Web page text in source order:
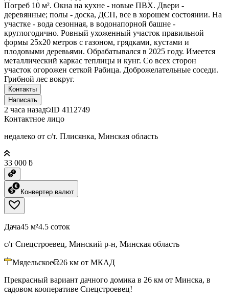
Погреб 10 м². Окна на кухне - новые ПВХ. Двери -
деревянные; полы - доска, ДСП, все в хорошем состоянии. На
участке - вода сезонная, в водонапорной башне -
круглогодично. Ровный ухоженный участок правильной
формы 25х20 метров с газоном, грядками, кустами и
плодовыми деревьями. Обрабатывался в 2025 году. Имеется
металлический каркас теплицы и кунг. Со всех сторон
участок огорожен сеткой Рабица. Доброжелательные соседи.
Грибной лес вокруг.
Контакты
Написать
2 часа назад ID 4112749
Контактное лицо
недалеко от с/т. Плисянка, Минская область
33 000 ƃ
Конвертер валют
Дача45 м²4.5 соток
с/т Спецстроевец, Минский р-н, Минская область
Мядельское 26 км от МКАД
Прекрасный вариант дачного домика в 26 км от Минска, в
садовом кооперативе Спецстроевец!